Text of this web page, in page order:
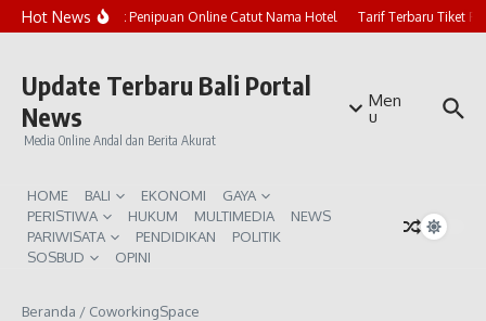
Lewati ke konten
Hot NewsMarak Penipuan Online Catut Nama Hotel Tarif Terbaru Tiket
Update Terbaru Bali Portal
News
Media Online Andal dan Berita Akurat
Men
u
HOME BALI EKONOMI
GAYA
PERISTIWA
HUKUM MULTIMEDIA
NEWS
PARIWISATA
PENDIDIKAN
POLITIK
SOSBUD
OPINI
Beranda / CoworkingSpace